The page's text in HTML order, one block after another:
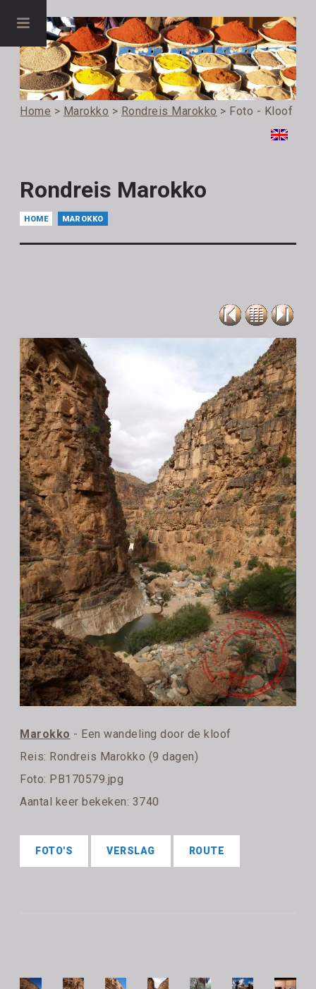
Home > Marokko > Rondreis Marokko > Foto - Kloof
Rondreis Marokko
HOME MAROKKO
Marokko - Een wandeling door de kloof
Reis: Rondreis Marokko (9 dagen)
Foto: PB170579.jpg
Aantal keer bekeken: 3740
FOTO'S VERSLAG ROUTE